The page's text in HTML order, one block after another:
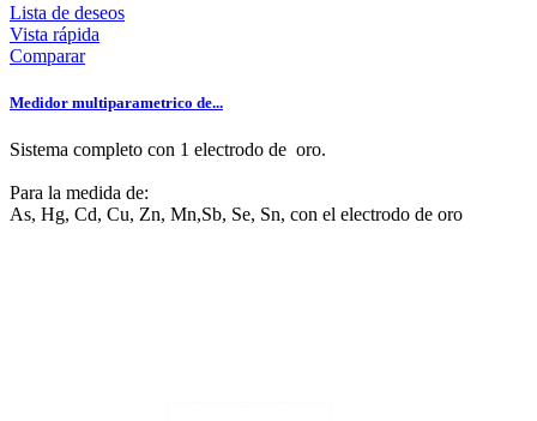
Lista de deseos
Vista rápida
Comparar
Medidor multiparametrico de...
Sistema completo con 1 electrodo de oro.
Para la medida de:
As, Hg, Cd, Cu, Zn, Mn,Sb, Se, Sn, con el electrodo de oro